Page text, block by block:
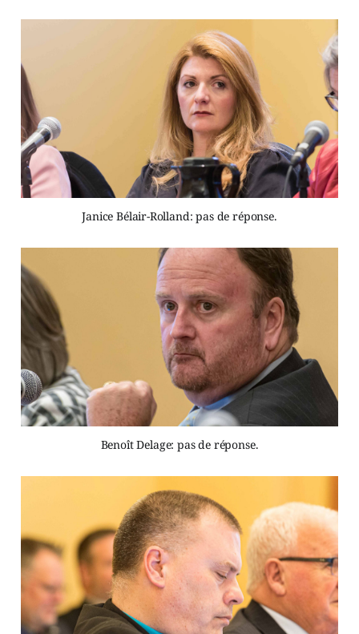
Janice Bélair-Rolland: pas de réponse.
Benoît Delage: pas de réponse.